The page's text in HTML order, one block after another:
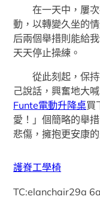
在一天中，屢
動，以轉變久坐的
后兩個舉措則能給
天天停止操練。
從此刻起，保
己說話，興奮地大
Funte電動升降桌買
愛！」個簡略的舉
悲傷，擁抱更安康的
護脊工學椅
TC:elanchair29a